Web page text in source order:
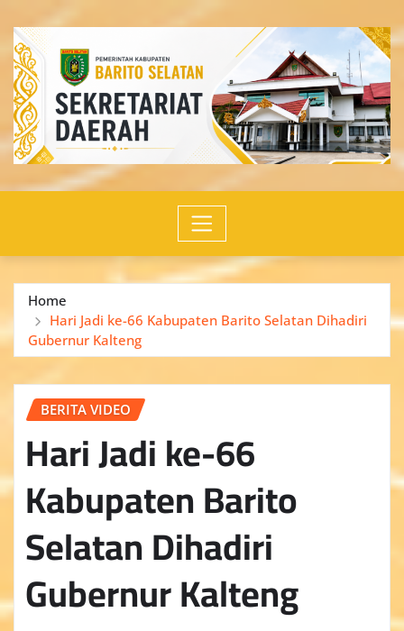
content
Home
Hari Jadi ke-66 Kabupaten Barito Selatan Dihadiri
Gubernur Kalteng
BERITA VIDEO
Hari Jadi ke-66
Kabupaten Barito
Selatan Dihadiri
Gubernur Kalteng